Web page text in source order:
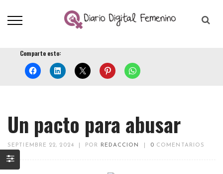
Comparte esto:
Un pacto para abusar
SEPTIEMBRE 22, 2024 POR REDACCION 0 COMENTARIOS